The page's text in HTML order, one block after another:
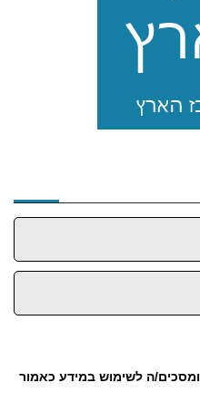
ומסכים/ה לשימוש במידע כאמור